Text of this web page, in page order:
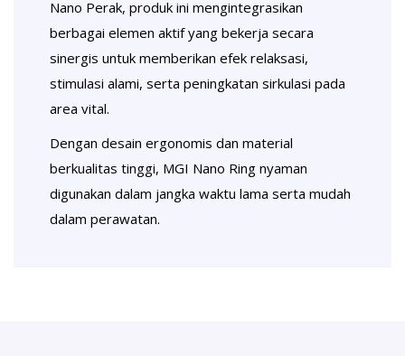
Nano Perak, produk ini mengintegrasikan
berbagai elemen aktif yang bekerja secara
sinergis untuk memberikan efek relaksasi,
stimulasi alami, serta peningkatan sirkulasi pada
area vital.
Dengan desain ergonomis dan material
berkualitas tinggi, MGI Nano Ring nyaman
digunakan dalam jangka waktu lama serta mudah
dalam perawatan.